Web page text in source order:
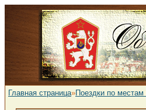
Главная страница»Поездки по